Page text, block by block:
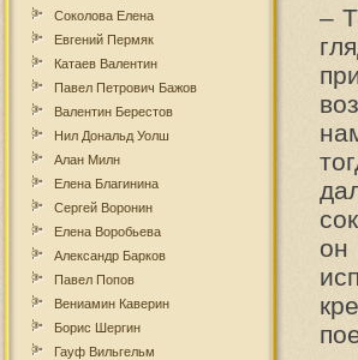
Соколова Елена
Евгений Пермяк
Катаев Валентин
Павел Петрович Бажов
Валентин Берестов
Нил Дональд Уолш
Алан Милн
Елена Благинина
Сергей Воронин
Елена Воробьева
Александр Барков
Павел Попов
Вениамин Каверин
Борис Шергин
Гауф Вильгельм
–
он